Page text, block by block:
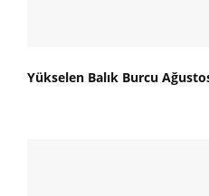
Yükselen Balık Burcu